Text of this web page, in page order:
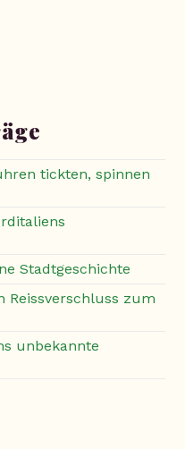
tickten, spinnen
Stadtgeschichte
Reissverschluss zum
unbekannte